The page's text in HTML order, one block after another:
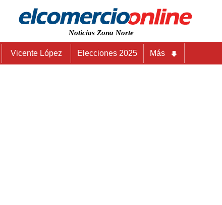
Noticias Zona Norte
Vicente López Elecciones 2025 Más